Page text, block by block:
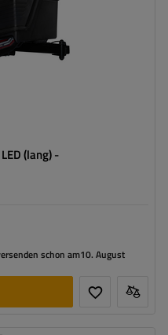
(lang) -
schon am10. August